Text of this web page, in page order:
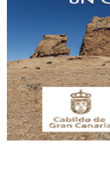
Gato manso encontrado
Este gato macho ha
manso y extremadamente
Leales.org » Gran Canaria |